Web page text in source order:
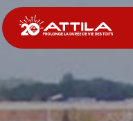
Passer
au
contenu